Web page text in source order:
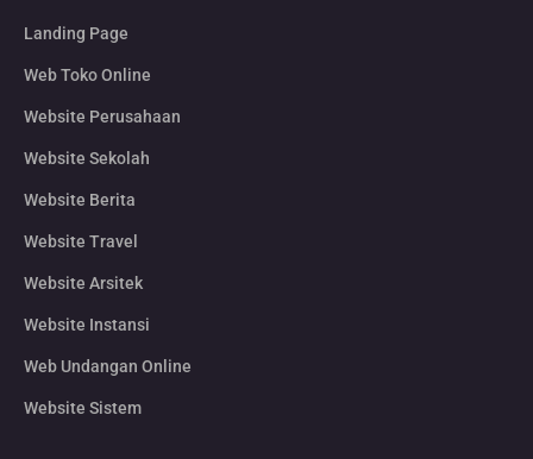
Landing Page
Web Toko Online
Website Perusahaan
Website Sekolah
Website Berita
Website Travel
Website Arsitek
Website Instansi
Web Undangan Online
Website Sistem